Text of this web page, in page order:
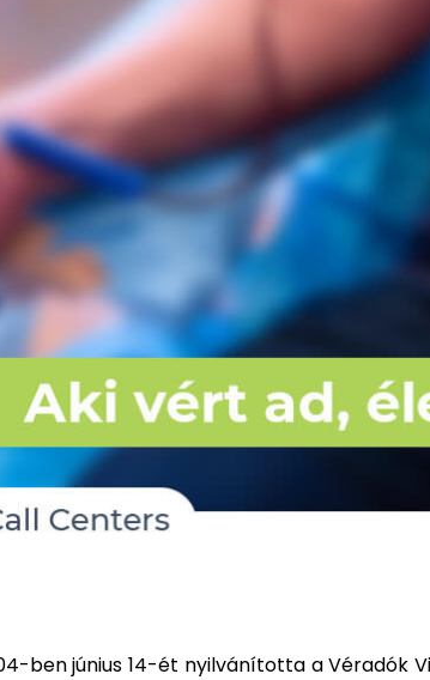
ben június 14-ét nyilvánította a Véradók